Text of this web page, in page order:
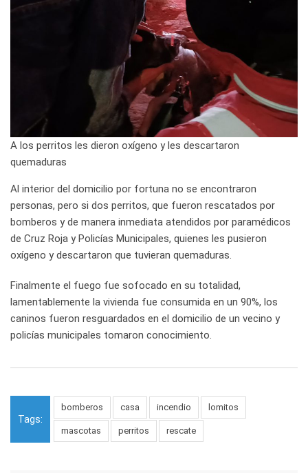
A los perritos les dieron oxígeno y les descartaron
quemaduras
Al interior del domicilio por fortuna no se encontraron
personas, pero si dos perritos, que fueron rescatados por
bomberos y de manera inmediata atendidos por paramédicos
de Cruz Roja y Policías Municipales, quienes les pusieron
oxígeno y descartaron que tuvieran quemaduras.
Finalmente el fuego fue sofocado en su totalidad,
lamentablemente la vivienda fue consumida en un 90%, los
caninos fueron resguardados en el domicilio de un vecino y
policías municipales tomaron conocimiento.
Tags:
bomberos casa incendio lomitos
mascotas perritos rescate